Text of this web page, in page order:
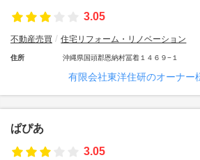
3.05
不動産売買 住宅リフォーム・リノベーション
住所 沖縄県国頭郡恩納村冨着１４６９−１
有限会社東洋住研のオーナー
ぱぴあ
3.05